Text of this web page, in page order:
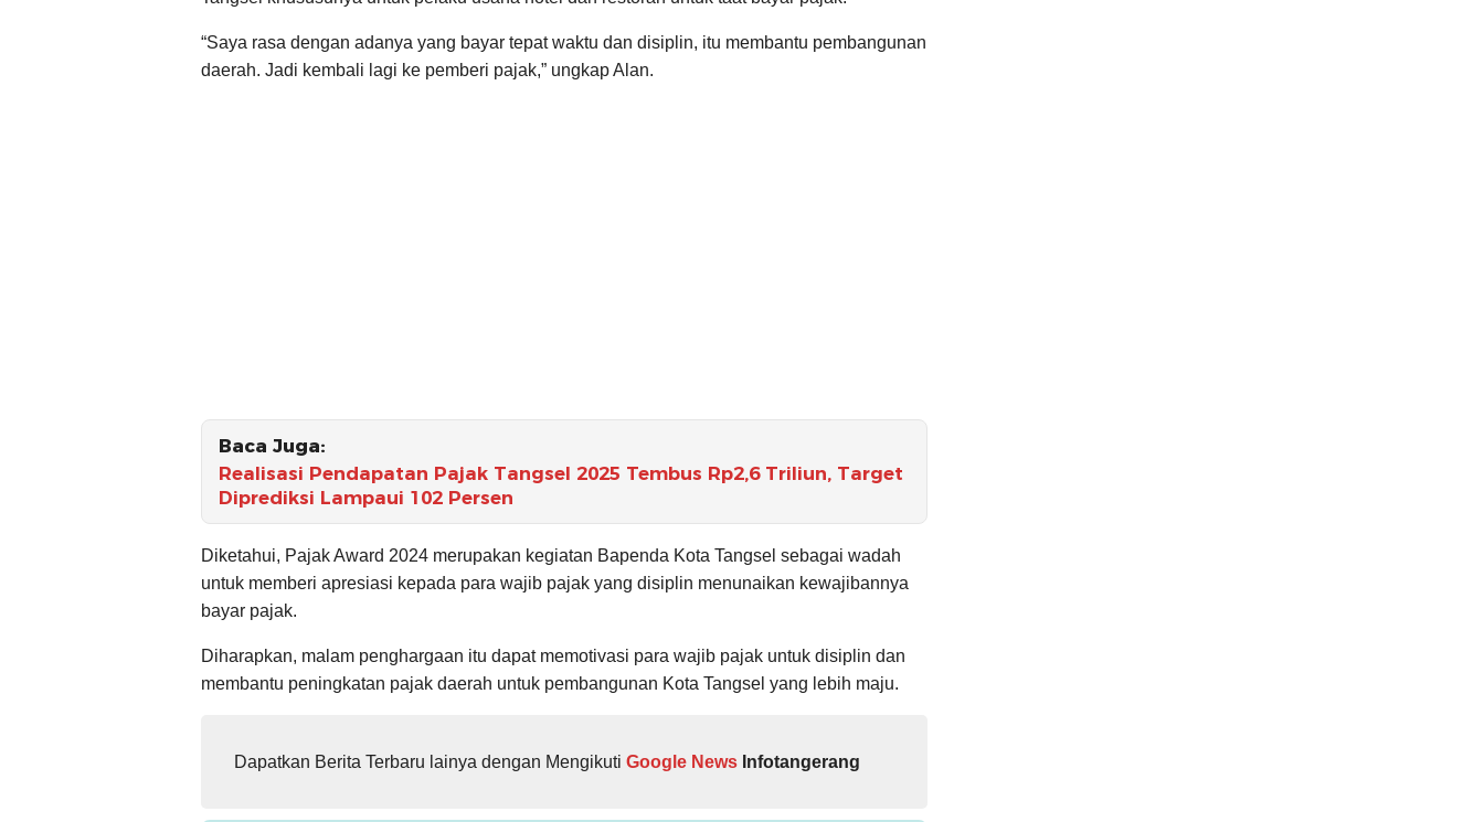
“Saya rasa dengan adanya yang bayar tepat waktu dan disiplin, itu membantu pembangunan
daerah. Jadi kembali lagi ke pemberi pajak,” ungkap Alan.
Baca Juga:
Realisasi Pendapatan Pajak Tangsel 2025 Tembus Rp2,6 Triliun, Target
Diprediksi Lampaui 102 Persen
Diketahui, Pajak Award 2024 merupakan kegiatan Bapenda Kota Tangsel sebagai wadah
untuk memberi apresiasi kepada para wajib pajak yang disiplin menunaikan kewajibannya
bayar pajak.
Diharapkan, malam penghargaan itu dapat memotivasi para wajib pajak untuk disiplin dan
membantu peningkatan pajak daerah untuk pembangunan Kota Tangsel yang lebih maju.
Dapatkan Berita Terbaru lainya dengan Mengikuti Google News Infotangerang